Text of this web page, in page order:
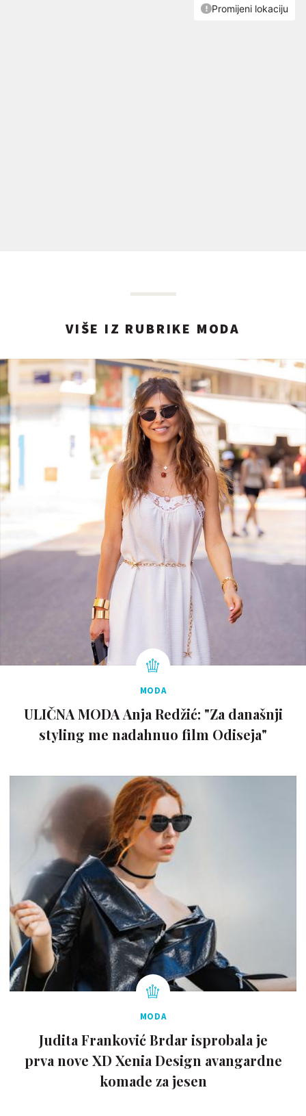
VIŠE IZ RUBRIKE MODA
MODA
ULIČNA MODA Anja Redžić: "Za današnji
styling me nadahnuo film Odiseja"
MODA
Judita Franković Brdar isprobala je
prva nove XD Xenia Design avangardne
komade za jesen